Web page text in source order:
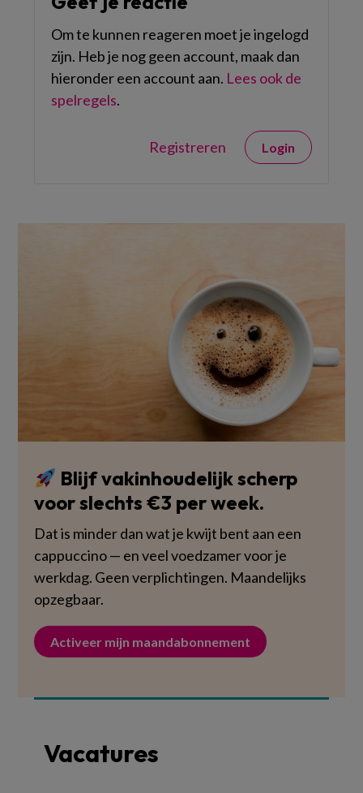
Om te kunnen reageren moet je ingelogd
zijn. Heb je nog geen account, maak dan
hieronder een account aan. Lees ook de
spelregels.
Registreren Login
Blijf vakinhoudelijk scherp
voor slechts €3 per week.
Dat is minder dan wat je kwijt bent aan een
cappuccino — en veel voedzamer voor je
werkdag. Geen verplichtingen. Maandelijks
opzegbaar.
Activeer mijn maandabonnement
Vacatures